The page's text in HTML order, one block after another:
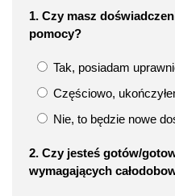
1. Czy masz
pomocy?
Tak, posiadam
Częściowo,
Nie, to będzie nowe
2. Czy jesteś gotów/
wymagających